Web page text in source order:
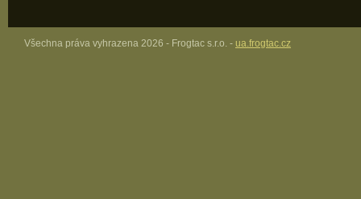
Všechna práva vyhrazena 2026 - Frogtac s.r.o. - ua.frogtac.cz